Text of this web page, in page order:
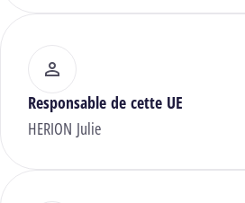
Responsable de cette UE
HERION Julie